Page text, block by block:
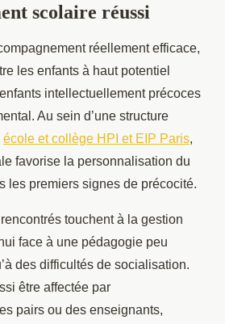
scolaire réussi
réellement efficace,
les enfants à haut potentiel
intellectuellement précoces
Au sein d’une structure
école et collège HPI et EIP Paris,
favorise la personnalisation du
les premiers signes de précocité.
touchent à la gestion
face à une pédagogie peu
des difficultés de socialisation.
être affectée par
pairs ou des enseignants,